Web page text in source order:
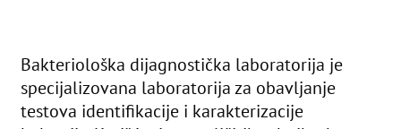
Bakteriološka dijagnostička laboratorija je
specijalizovana laboratorija za obavljanje
testova identifikacije i karakterizacije